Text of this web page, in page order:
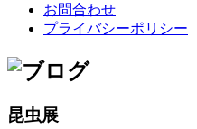
お問合わせ
プライバシーポリシー
昆虫展